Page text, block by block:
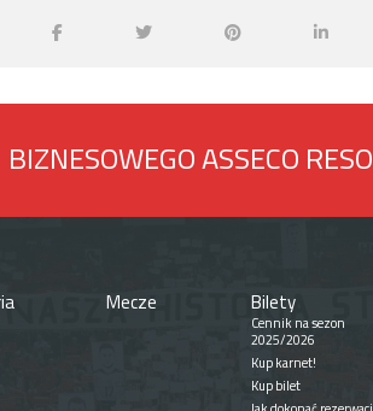
ASSECO
Mecze Bilety
Cennik na sezon
2025/2026
Kup karnet!
Kup bilet